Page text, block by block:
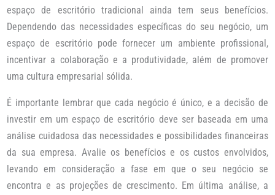
espaço de escritório tradicional ainda tem seus benefícios.
Dependendo das necessidades específicas do seu negócio, um
espaço de escritório pode fornecer um ambiente profissional,
incentivar a colaboração e a produtividade, além de promover
uma cultura empresarial sólida.
É importante lembrar que cada negócio é único, e a decisão de
investir em um espaço de escritório deve ser baseada em uma
análise cuidadosa das necessidades e possibilidades financeiras
da sua empresa. Avalie os benefícios e os custos envolvidos,
levando em consideração a fase em que o seu negócio se
encontra e as projeções de crescimento. Em última análise, a